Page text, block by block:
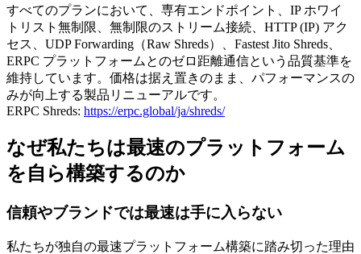
すべてのプランにおいて、専有エンドポイント、IP ホワイ
トリスト無制限、無制限のストリーム接続、HTTP (IP) アク
セス、UDP Forwarding（Raw Shreds）、Fastest Jito Shreds、
ERPC プラットフォームとのゼロ距離通信という品質基準を
維持しています。価格は据え置きのまま、パフォーマンスの
みが向上する製品リニューアルです。
ERPC Shreds: https://erpc.global/ja/shreds/
なぜ私たちは最速のプラットフォーム
を自ら構築するのか
信頼やブランドでは最速は手に入らない
私たちが独自の最速プラットフォーム構築に踏み切った理由